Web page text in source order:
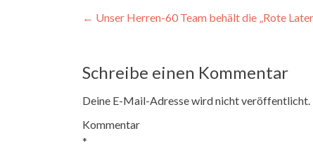
Beitragsnavigation
← Unser Herren-60 Team behält die „Rote
Schreibe einen Kommentar
Deine E-Mail-Adresse wird nicht veröffentlicht.
Kommentar
*